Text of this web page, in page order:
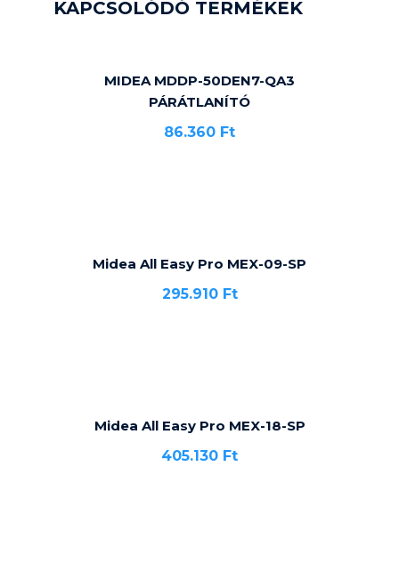
KAPCSOLÓDÓ TERMÉKEK
MIDEA MDDP-50DEN7-QA3
PÁRÁTLANÍTÓ
86.360 Ft
Midea All Easy Pro MEX-09-SP
295.910 Ft
Midea All Easy Pro MEX-18-SP
405.130 Ft